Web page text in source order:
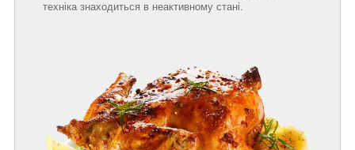
техніка знаходиться в неактивному стані.